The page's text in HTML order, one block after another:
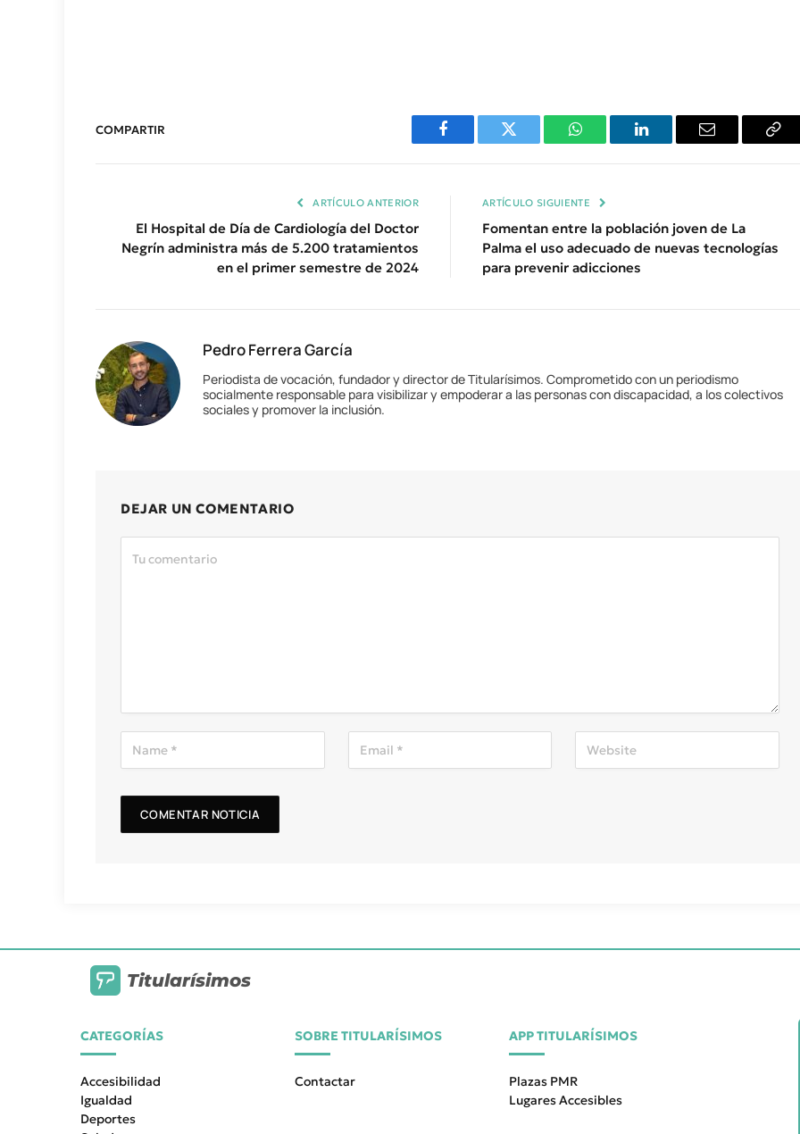
COMPARTIR
Facebook Twitter WhatsAppLinkedIn Email
ARTÍCULO ANTERIOR
El Hospital de Día de Cardiología del Doctor
Negrín administra más de 5.200 tratamientos
en el primer semestre de 2024
ARTÍCULO SIGUIENTE
Fomentan entre la población joven de La
Palma el uso adecuado de nuevas tecnologías
para prevenir adicciones
Pedro Ferrera García
Periodista de vocación, fundador y director de Titularísimos. Comprometido con un periodismo
socialmente responsable para visibilizar y empoderar a las personas con discapacidad, a los colectivos
sociales y promover la inclusión.
DEJAR UN COMENTARIO
Titularísimos
CATEGORÍAS
Accesibilidad
Igualdad
Deportes
SOBRE TITULARÍSIMOS
Contactar
APP TITULARÍSIMOS
Plazas PMR
Lugares Accesibles